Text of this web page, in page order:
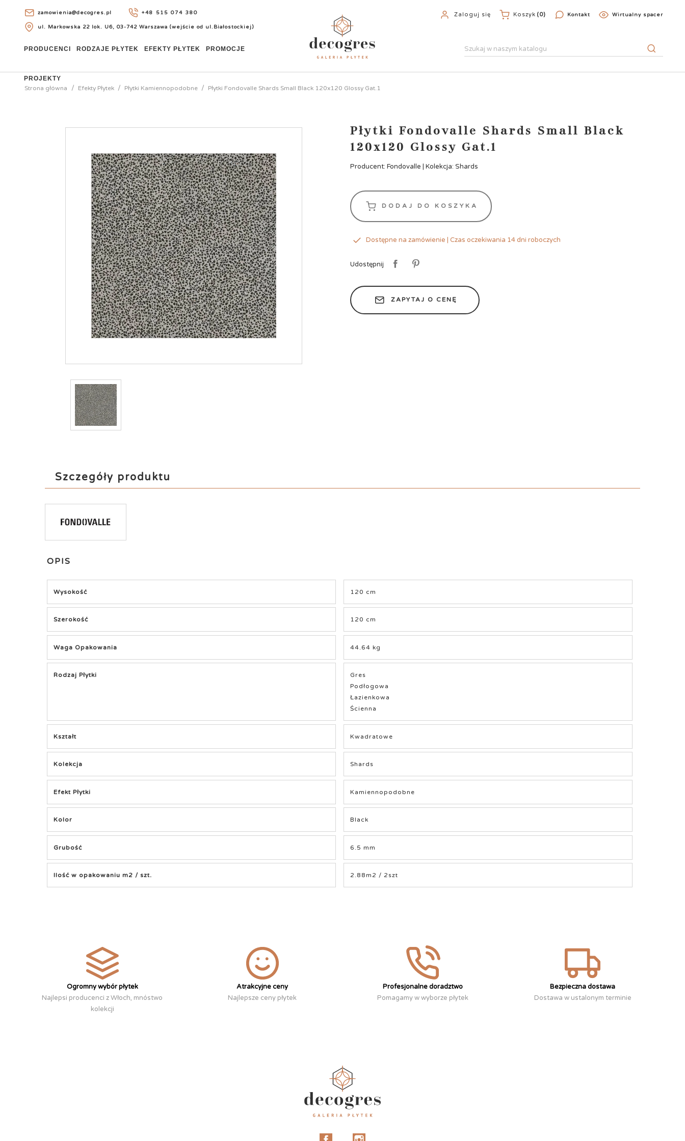
zamowienia@decogres.pl +48 515 074 380
ul. Markowska 22 lok. U6, 03-742 Warszawa (wejście od ul.Białostockiej)
Zaloguj się Koszyk (0) Kontakt Wirtualny spacer
PRODUCENCI RODZAJE PŁYTEK EFEKTY PŁYTEK PROMOCJE
PROJEKTY
Strona główna
Efekty Płytek Płytki Kamiennopodobne Płytki Fondovalle Shards Small Black 120x120 Glossy Gat.1
Płytki Fondovalle Shards Small Black
120x120 Glossy Gat.1
Producent: Fondovalle | Kolekcja: Shards
DODAJ DO KOSZYKA
Dostępne na zamówienie | Czas oczekiwania 14 dni roboczych
Udostępnij
ZAPYTAJ O CENĘ
Szczegóły produktu
OPIS
Wysokość 120 cm
Szerokość 120 cm
Waga Opakowania 44.64 kg
Rodzaj Płytki
Gres
Podłogowa
Łazienkowa
Ścienna
Kształt Kwadratowe
Kolekcja Shards
Efekt Płytki Kamiennopodobne
Kolor Black
Grubość 6.5 mm
Ilość w opakowaniu m2 / szt. 2.88m2 / 2szt
Ogromny wybór płytek
Najlepsi producenci z Włoch, mnóstwo
kolekcji
Atrakcyjne ceny
Najlepsze ceny płytek
Profesjonalne doradztwo
Pomagamy w wyborze płytek
Bezpieczna dostawa
Dostawa w ustalonym terminie
Facebook